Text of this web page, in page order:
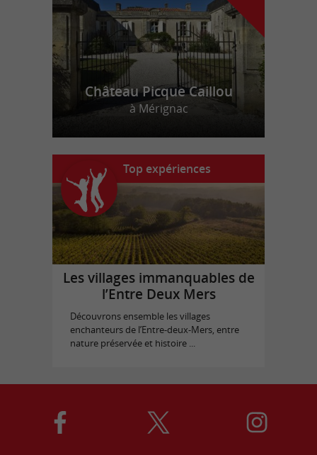
Château Picque Caillou
à Mérignac
Top expériences
Les villages immanquables de
l’Entre Deux Mers
Découvrons ensemble les villages
enchanteurs de l’Entre-deux-Mers, entre
nature préservée et histoire ...